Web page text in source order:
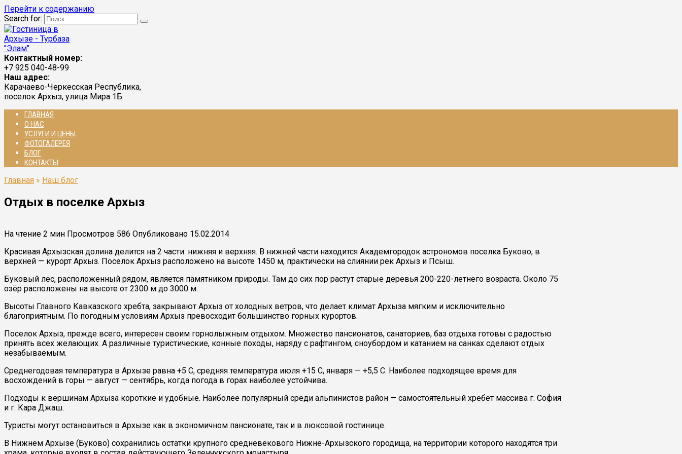
Перейти к содержанию
Search for:
Контактный номер:
+7 925 040-48-99
Наш адрес:
Карачаево-Черкесская Республика,
поселок Архыз, улица Мира 1Б
ГЛАВНАЯ
О НАС
УСЛУГИ И ЦЕНЫ
ФОТОГАЛЕРЕЯ
БЛОГ
КОНТАКТЫ
Главная » Наш блог
Отдых в поселке Архыз
На чтение 2 мин Просмотров 586 Опубликовано 15.02.2014
Красивая Архызская долина делится на 2 части: нижняя и верхняя. В нижней части находится Академгородок астрономов поселка Буково, в
верхней — курорт Архыз. Поселок Архыз расположено на высоте 1450 м, практически на слиянии рек Архыз и Псыш.
Буковый лес, расположенный рядом, является памятником природы. Там до сих пор растут старые деревья 200-220-летнего возраста. Около 75
озёр расположены на высоте от 2300 м до 3000 м.
Высоты Главного Кавказского хребта, закрывают Архыз от холодных ветров, что делает климат Архыза мягким и исключительно
благоприятным. По погодным условиям Архыз превосходит большинство горных курортов.
Поселок Архыз, прежде всего, интересен своим горнолыжным отдыхом. Множество пансионатов, санаториев, баз отдыха готовы с радостью
принять всех желающих. А различные туристические, конные походы, наряду с рафтингом, сноубордом и катанием на санках сделают отдых
незабываемым.
Среднегодовая температура в Архызе равна +5 С, средняя температура июля +15 С, января — +5,5 С. Наиболее подходящее время для
восхождений в горы — август — сентябрь, когда погода в горах наиболее устойчива.
Подходы к вершинам Архыза короткие и удобные. Наиболее популярный среди альпинистов район — самостоятельный хребет массива г. София
и г. Кара Джаш.
Туристы могут остановиться в Архызе как в экономичном пансионате, так и в люксовой гостинице.
В Нижнем Архызе (Буково) сохранились остатки крупного средневекового Нижне-Архызского городища, на территории которого находятся три